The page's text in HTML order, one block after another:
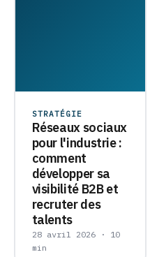
STRATÉGIE
Réseaux sociaux
pour l'industrie :
comment
développer sa
visibilité B2B et
recruter des
talents
28 avril 2026 · 10
min